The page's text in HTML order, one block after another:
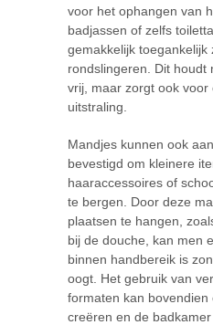
voor het ophangen van
badjassen of zelfs
gemakkelijk toegankelijk
rondslingeren. Dit houdt
vrij, maar zorgt ook
uitstraling.
Mandjes kunnen ook
bevestigd om kleinere
haaraccessoires of
te bergen. Door deze
plaatsen te hangen,
bij de douche, kan men
binnen handbereik is
oogt. Het gebruik van
formaten kan bovendien
creëren en de